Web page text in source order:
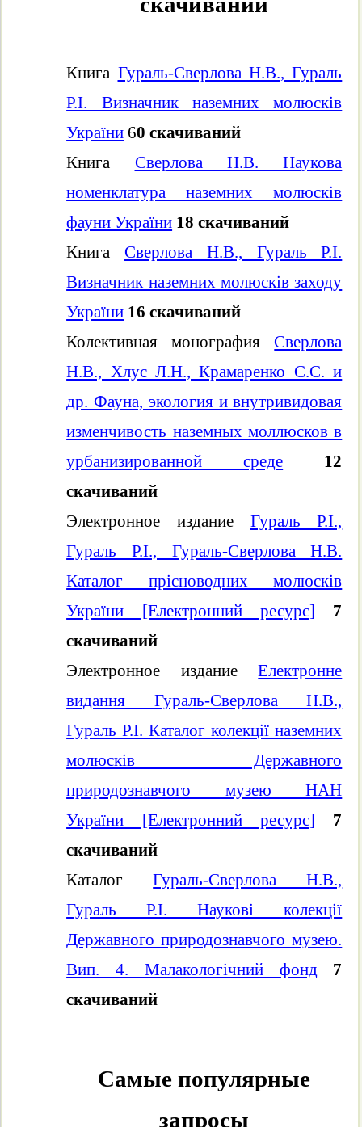
Книга Гураль-Сверлова Н.В., Гураль
Р.І. Визначник наземних молюсків
України 60 скачиваний
Книга Сверлова Н.В. Наукова
номенклатура наземних молюсків
фауни України 18 скачиваний
Книга Сверлова Н.В., Гураль Р.І.
Визначник наземних молюсків заходу
України 16 скачиваний
Колективная монографияСверлова
Н.В., Хлус Л.Н., Крамаренко С.С. и
др. Фауна, экология и внутривидовая
изменчивость наземных моллюсков в
урбанизированной среде
12
скачиваний
Электронное издание Гураль Р.І.,
Гураль Р.І., Гураль-Сверлова Н.В.
Каталог прісноводних молюсків
України [Електронний ресурс]
7
скачиваний
Электронное изданиеЕлектронне
видання Гураль-Сверлова Н.В.,
Гураль Р.І. Каталог колекції наземних
молюсків Державного
природознавчого музею НАН
України [Електронний ресурс]
7
скачиваний
КаталогГураль-Сверлова Н.В.,
Гураль Р.І. Наукові колекції
Державного природознавчого музею.
Вип. 4. Малакологічний фонд
7
скачиваний
Самые популярные
запросы